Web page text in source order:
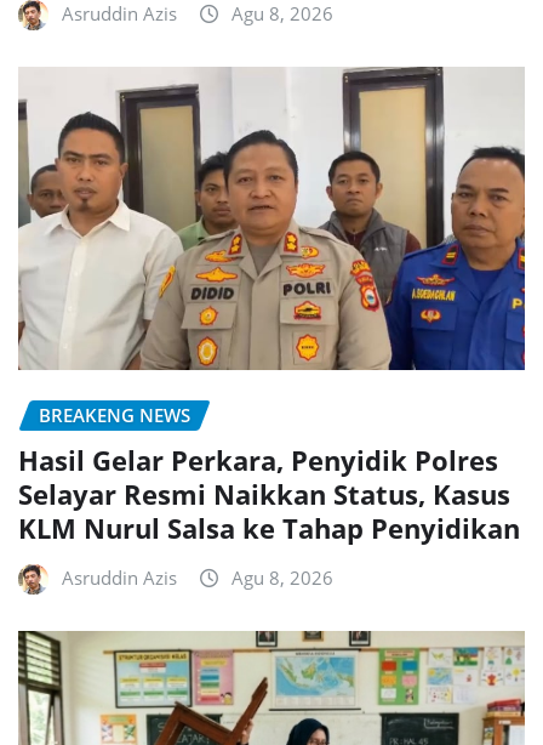
Asruddin Azis Agu 8, 2026
BREAKENG NEWS
Hasil Gelar Perkara, Penyidik Polres
Selayar Resmi Naikkan Status, Kasus
KLM Nurul Salsa ke Tahap Penyidikan
Asruddin Azis Agu 8, 2026